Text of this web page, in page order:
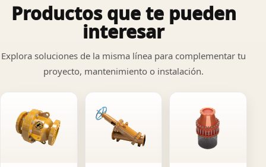
Productos que te pueden
interesar
Explora soluciones de la misma línea para complementar tu
proyecto, mantenimiento o instalación.